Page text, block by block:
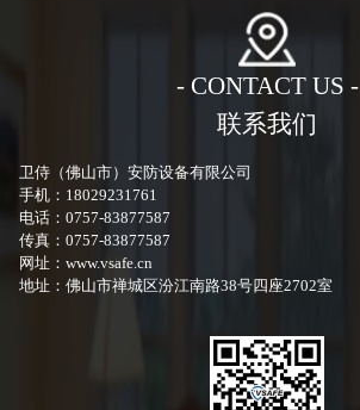
- CONTACT US -
联系我们
卫侍（佛山市）安防设备有限公司
手机：18029231761
电话：0757-83877587
传真：0757-83877587
网址：www.vsafe.cn
地址：佛山市禅城区汾江南路38号四座2702室